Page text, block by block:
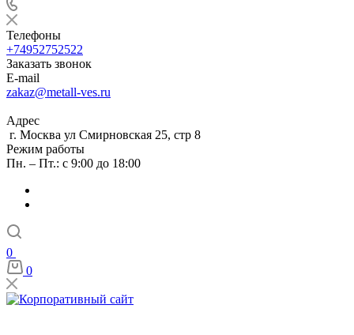
Телефоны
+74952752522
Заказать звонок
E-mail
zakaz@metall-ves.ru
Адрес
г. Москва ул Смирновская 25, стр 8
Режим работы
Пн. – Пт.: с 9:00 до 18:00
0
0